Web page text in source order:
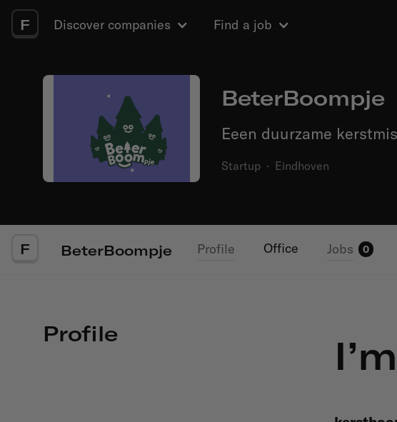
F Discover companies Find a job
BeterBoompje
Eeen duurzame
Startup · Eindhoven
F BeterBoompje Profile Office Jobs 0
Profile